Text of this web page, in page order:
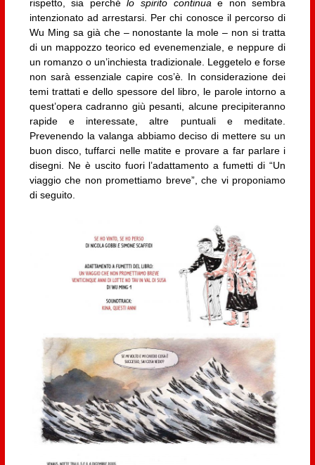
rispetto, sia perchélo spirito continuae non sembra
intenzionato ad arrestarsi. Per chi conosce il percorso di
Wu Ming sa già che – nonostante la mole – non si tratta
di un mappozzo teorico ed evenemenziale, e neppure di
un romanzo o un’inchiesta tradizionale. Leggetelo e forse
non sarà essenziale capire cos’è
In considerazione dei
temi trattati e dello spessore del libro, le parole intorno a
quest’opera cadranno giù pesanti, alcune precipiteranno
rapide e interessate, altre puntuali e meditate.
Prevenendo la valanga abbiamo deciso di mettere su un
buon disco, tuffarci nelle matite e provare a far parlare i
disegni. Ne è uscito fuori l’adattamento a fumetti di “Un
viaggio che non promettiamo breve”, che vi proponiamo
di seguito.